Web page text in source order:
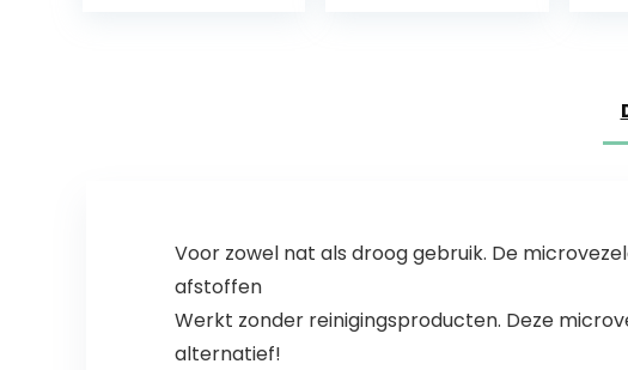
Voor zowel nat als droog gebruik. De
afstoffen
Werkt zonder reinigingsproducten. Deze
alternatief!